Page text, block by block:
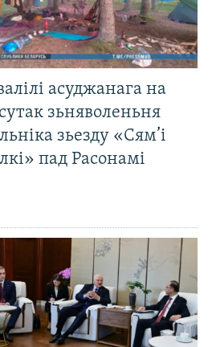
асуджанага на
зьняволеньня
зьезду «Сям’і
пад Расонамі